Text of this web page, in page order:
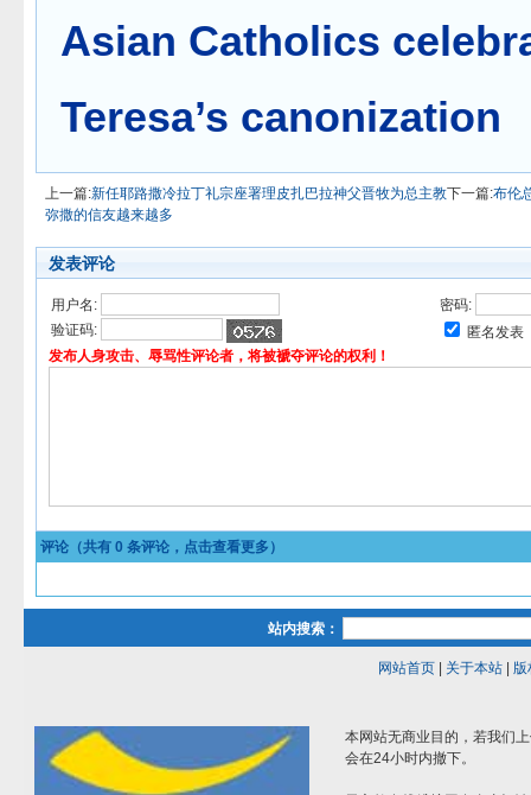
Asian Catholics
Teresa’s canonization
上一篇:新任耶路撒冷拉丁礼宗座署理皮扎巴拉神父晋牧为总主教下一篇:布伦
弥撒的信友越来越多
发表评论
用户名:
密码:
验证码:
匿名发表
发布人身攻击、辱骂性评论者，将被褫夺评论的权利！
评论（共有 0 条评论，点击查看更多）
站内搜索：
网站首页| 关于本站| 版
本网站无商业目的，若我们
会在24小时内撤下。